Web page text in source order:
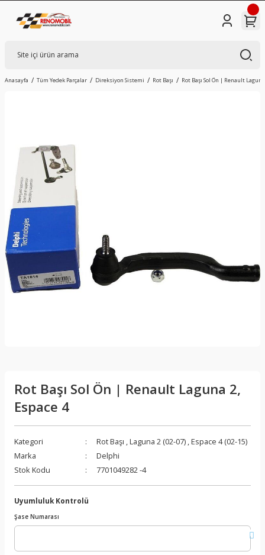
Anasayfa Tüm Yedek Parçalar Direksiyon Sistemi Rot Başı Rot Başı Sol Ön | Renault
Rot Başı Sol Ön | Renault Laguna 2,
Espace 4
Kategori Rot Başı ,Laguna 2 (02-07) ,Espace 4 (02-15)
Marka
Delphi
Stok Kodu
7701049282 -4
Uyumluluk Kontrolü
Şase Numarası